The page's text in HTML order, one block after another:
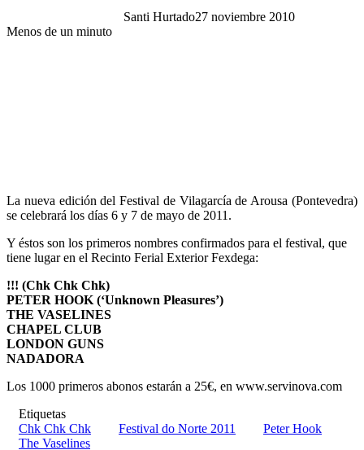
Santi Hurtado27 noviembre 2010
Menos de un minuto
La nueva edición del Festival de Vilagarcía de Arousa (Pontevedra)
se celebrará los días 6 y 7 de mayo de 2011.
Y éstos son los primeros nombres confirmados para el festival, que
tiene lugar en el Recinto Ferial Exterior Fexdega:
!!! (Chk Chk Chk)
PETER HOOK (‘Unknown Pleasures’)
THE VASELINES
CHAPEL CLUB
LONDON GUNS
NADADORA
Los 1000 primeros abonos estarán a 25€, en www.servinova.com
Etiquetas
Chk Chk Chk
Festival do Norte 2011
Peter Hook
The Vaselines